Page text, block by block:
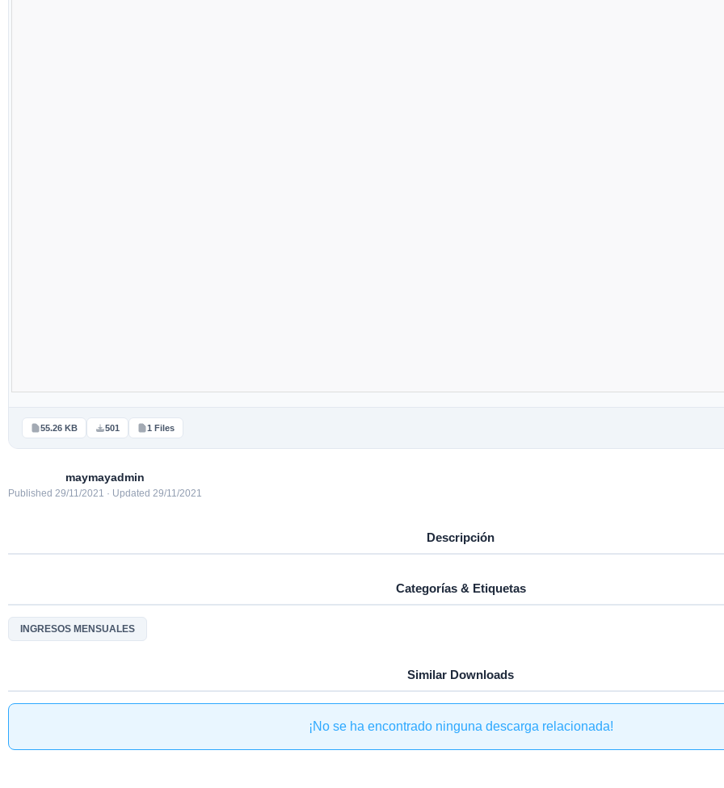
55.26 KB 501 1 Files
maymayadmin
Published 29/11/2021 · Updated 29/11/2021
Descripción
Categorías & Etiquetas
INGRESOS MENSUALES
Similar Downloads
¡No se ha encontrado ninguna descarga relacionada!